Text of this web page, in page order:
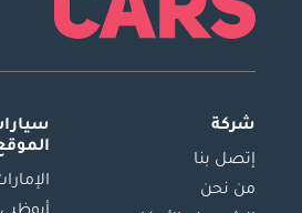
شركة
إتصل بنا
من نحن